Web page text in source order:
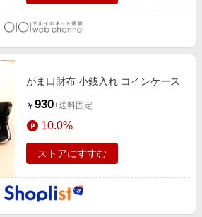
がま口財布 小銭入れ コインケース
￥ 930+送料固定
10.0%
ストアにすすむ